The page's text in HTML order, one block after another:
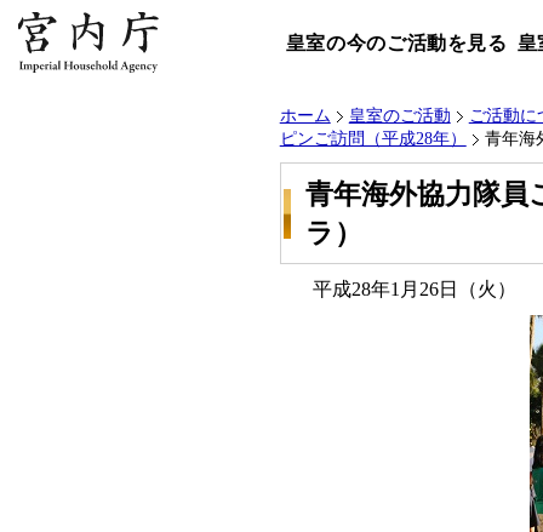
皇室の今のご活動を見る 皇
ホーム 皇室のご活動
ご活動に
ピンご訪問（平成28年）
青年海
青年海外協力隊
ラ）
平成28年1月26日（火）